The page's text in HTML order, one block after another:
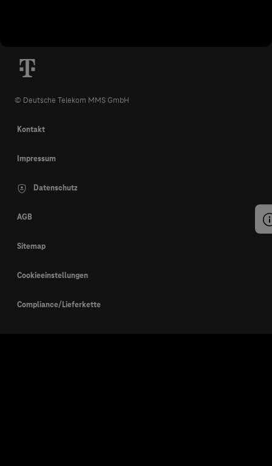
© Deutsche Telekom MMS GmbH
Kontakt
Impressum
Datenschutz
AGB
Sitemap
Cookieeinstellungen
Compliance/Lieferkette